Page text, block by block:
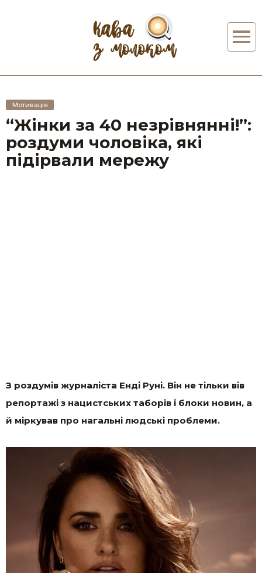
Мотивація
“Жінки за 40 незрівнянні!”:
роздуми чоловіка, які
підірвали мережу
З роздумів журналіста Енді Руні. Він не тільки вів
репортажі з нацистських таборів і блоки новин, а
й міркував про нагальні людські проблеми.